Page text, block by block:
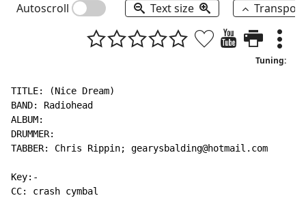
Autoscroll Text size
Tuning:
TITLE: (Nice Dream)
BAND: Radiohead
ALBUM:
DRUMMER:
TABBER: Chris Rippin; gearysbalding@hotmail.com
Key:-
CC: crash cymbal